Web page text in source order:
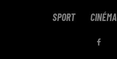
SPORT CINÉMA